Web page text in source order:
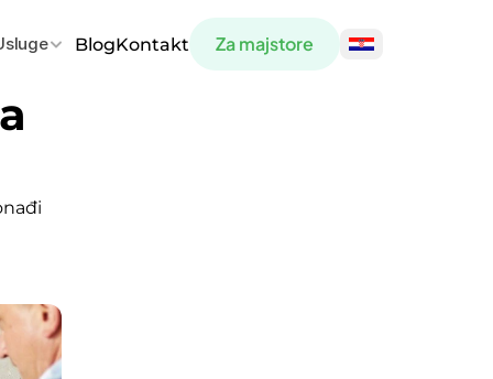
BlogKontakt Za majstore